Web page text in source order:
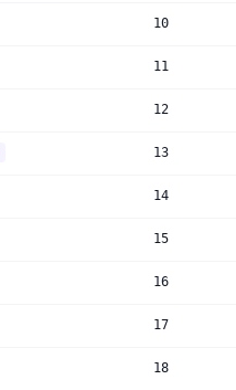
10
11
12
13
14
15
16
17
18